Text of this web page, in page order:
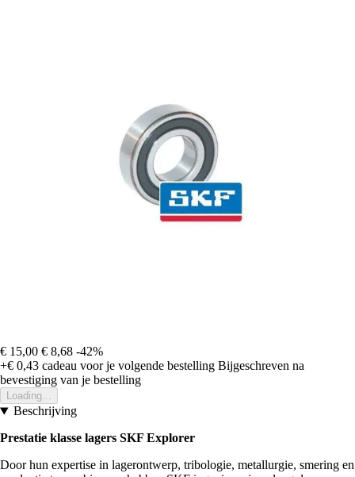
€ 15,00 € 8,68 -42%
+€ 0,43 cadeau voor je volgende bestelling Bijgeschreven na
bevestiging van je bestelling
Loading...
Beschrijving
Prestatie klasse lagers SKF Explorer
Door hun expertise in lagerontwerp, tribologie, metallurgie, smering en